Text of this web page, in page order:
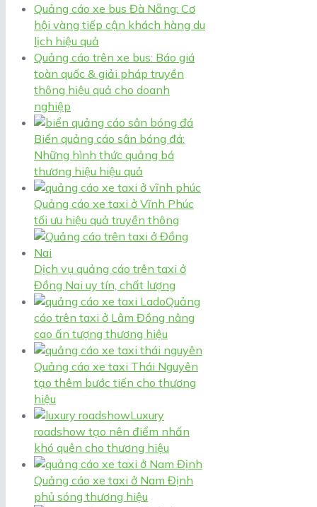
Quảng cáo xe bus Đà Nẵng: Cơ
hội vàng tiếp cận khách hàng du
lịch hiệu quả
Quảng cáo trên xe bus: Báo giá
toàn quốc & giải pháp truyền
thông hiệu quả cho doanh
nghiệp
Biển quảng cáo sân bóng đá:
Những hình thức quảng bá
thương hiệu hiệu quả
Quảng cáo xe taxi ở Vĩnh Phúc
tối ưu hiệu quả truyền thông
Dịch vụ quảng cáo trên taxi ở
Đồng Nai uy tín, chất lượng
Quảng
cáo trên taxi ở Lâm Đồng nâng
cao ấn tượng thương hiệu
Quảng cáo xe taxi Thái Nguyên
tạo thêm bước tiến cho thương
hiệu
Luxury
roadshow tạo nên điểm nhấn
khó quên cho thương hiệu
Quảng cáo xe taxi ở Nam Định
phủ sóng thương hiệu